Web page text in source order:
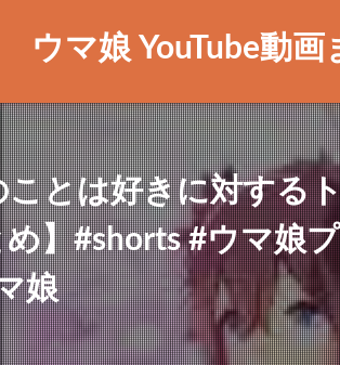
ウマ娘 YouTube動画
とは好きに対する
】#shorts #ウマ娘
娘